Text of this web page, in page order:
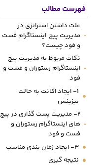
فهرست مطالب
علت داشتن استراتژی در
مدیریت پیج اینستاگرام فست
و فود چیست؟
نکات مربوط به مدیریت پیج
اینستاگرام رستوران و فست و
فود
1- ایجاد اکانت به حالت
بیزینس
2- مدیریت پست گذاری در پیج
های اینستاگرام رستوران و
فست و فود
3- ایجاد زمان بندی مناسب
نتیجه گیری